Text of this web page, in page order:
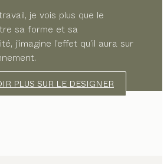
je vois plus que le
sa forme et sa
j’imagine l’effet qu’il aura sur
PLUS SUR LE DESIGNER